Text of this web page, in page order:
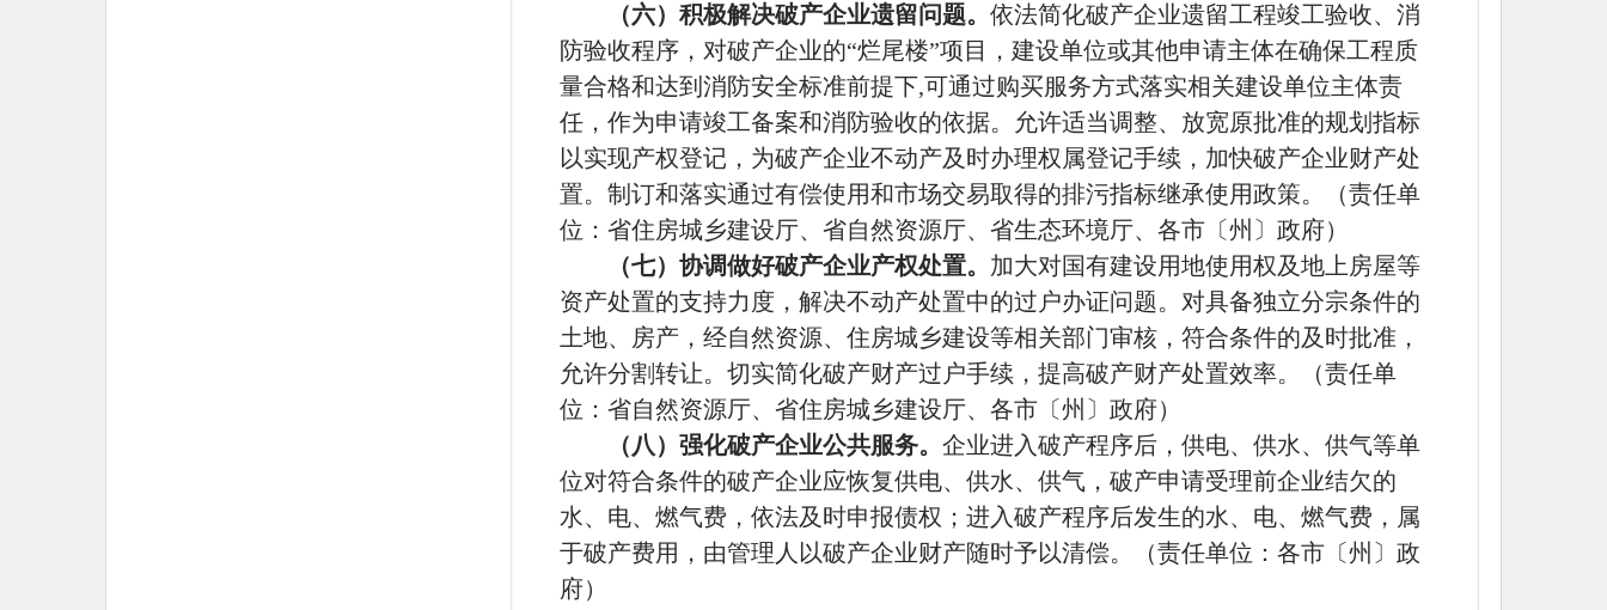
（六）积极解决破产企业遗留问题。 依法简化破产企业遗留工程竣工验收、消
防验收程序，对破产企业的“烂尾楼”项目，建设单位或其他申请主体在确保工程质
量合格和达到消防安全标准前提下,可通过购买服务方式落实相关建设单位主体责
任，作为申请竣工备案和消防验收的依据。允许适当调整、放宽原批准的规划指标
以实现产权登记，为破产企业不动产及时办理权属登记手续，加快破产企业财产处
置。制订和落实通过有偿使用和市场交易取得的排污指标继承使用政策。（责任单
位：省住房城乡建设厅、省自然资源厅、省生态环境厅、各市〔州〕政府）
（七）协调做好破产企业产权处置。 加大对国有建设用地使用权及地上房屋等
资产处置的支持力度，解决不动产处置中的过户办证问题。对具备独立分宗条件的
土地、房产，经自然资源、住房城乡建设等相关部门审核，符合条件的及时批准，
允许分割转让。切实简化破产财产过户手续，提高破产财产处置效率。（责任单
位：省自然资源厅、省住房城乡建设厅、各市〔州〕政府）
（八）强化破产企业公共服务。 企业进入破产程序后，供电、供水、供气等单
位对符合条件的破产企业应恢复供电、供水、供气，破产申请受理前企业结欠的
水、电、燃气费，依法及时申报债权；进入破产程序后发生的水、电、燃气费，属
于破产费用，由管理人以破产企业财产随时予以清偿。（责任单位：各市〔州〕政
府）